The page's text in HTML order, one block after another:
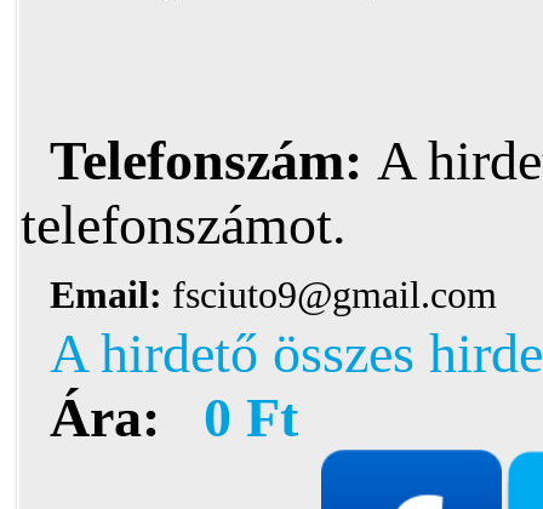
Telefonszám: A
telefonszámot.
Email: fsciuto9@gmail.com
A hirdető összes
Ára:
0 Ft